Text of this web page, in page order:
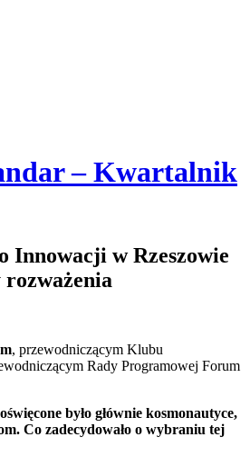
– Kwartalnik
Innowacji w Rzeszowie
rozważenia
, przewodniczącym Klubu
Rady Programowej Forum
było głównie kosmonautyce,
Co zadecydowało o wybraniu tej